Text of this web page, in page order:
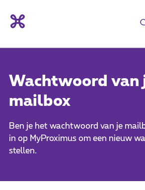
Wachtwoord van
mailbox
Ben je het wachtwoord van je
in op MyProximus om een nieuw
stellen.